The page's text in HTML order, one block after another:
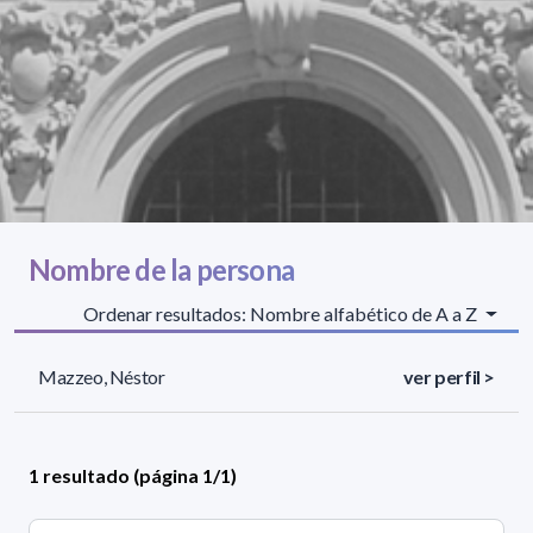
Nombre de la persona
Ordenar resultados: Nombre alfabético de A a Z
Mazzeo, Néstor ver perfil >
1 resultado (página 1/1)